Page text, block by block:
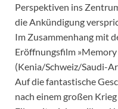
Perspektiven ins
die Ankündigung
Im Zusammenhang mit
Eröffnungsfilm
(Kenia/Schweiz/Saudi-
Auf die fantastische
nach einem großen